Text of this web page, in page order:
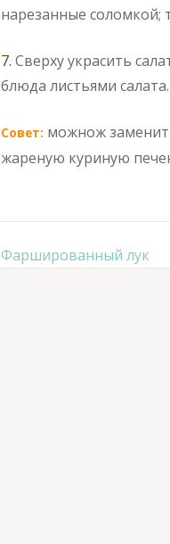
нарезанные соломкой;
7. Сверху украсить
блюда листьями салата.
Совет: можнож
жареную куриную
Навигация
Фаршированный лук